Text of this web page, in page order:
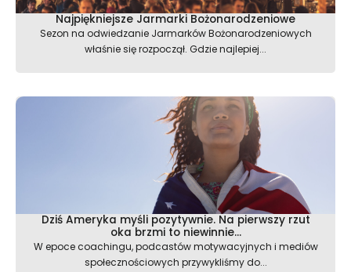
Najpiękniejsze Jarmarki Bożonarodzeniowe
Sezon na odwiedzanie Jarmarków Bożonarodzeniowych
właśnie się rozpoczął. Gdzie najlepiej...
Dziś Ameryka myśli pozytywnie. Na pierwszy rzut
oka brzmi to niewinnie…
W epoce coachingu, podcastów motywacyjnych i mediów
społecznościowych przywykliśmy do...